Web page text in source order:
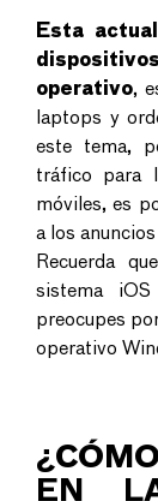
Esta
operativo,
laptops y
este tema,
tráfico para
móviles, es
a los
Recuerda
sistema
preocupes
operativo
EN